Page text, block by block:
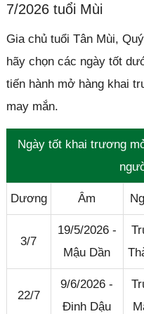
7/2026 tuổi Mùi
Gia chủ tuổi Tân Mùi,
hãy chọn các ngày tốt
tiến hành mở hàng khai
may mắn.
Ngày tốt khai trương
Dương Âm
3/7
19/5/2026 -
Mậu Dần
22/7
9/6/2026 -
Đinh Dậu